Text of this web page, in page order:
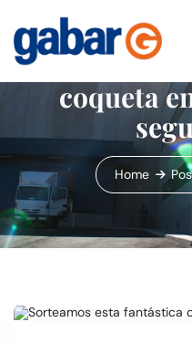
Sorteamos
coqueta
Home